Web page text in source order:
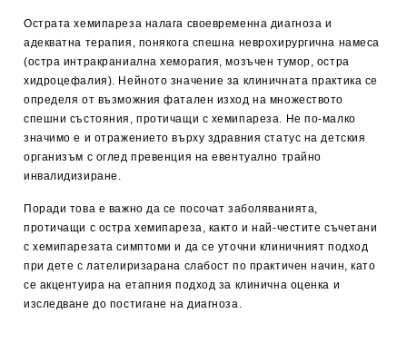
Острата хемипареза налага своевременна диагноза и
адекватна терапия, понякога спешна неврохирургична намеса
(остра интракраниална хеморагия, мозъчен тумор, остра
хидроцефалия). Нейното значение за клиничната практика се
определя от възможния фатален изход на множеството
спешни състояния, протичащи с хемипареза. Не по-малко
значимо е и отражението върху здравния статус на детския
организъм с оглед превенция на евентуално трайно
инвалидизиране.
Поради това е важно да се посочат заболяванията,
протичащи с остра хемипареза, както и най-честите съчетани
с хемипарезата симптоми и да се уточни клиничният подход
при дете с лателиризарана слабост по практичен начин, като
се акцентуира на етапния подход за клинична оценка и
изследване до постигане на диагноза.